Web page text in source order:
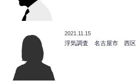
2021.11.15
浮気調査 名古屋市 西区